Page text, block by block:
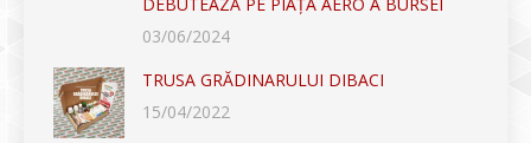
03/06/2024
TRUSA GRĂDINARULUI DIBACI
15/04/2022